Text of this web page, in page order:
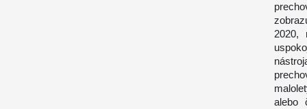
2020,
alebo